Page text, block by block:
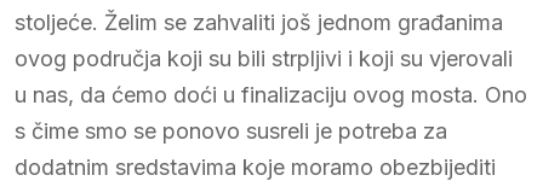
stoljeće. Želim se zahvaliti još jednom građanima
ovog područja koji su bili strpljivi i koji su vjerovali
u nas, da ćemo doći u finalizaciju ovog mosta. Ono
s čime smo se ponovo susreli je potreba za
dodatnim sredstavima koje moramo obezbijediti